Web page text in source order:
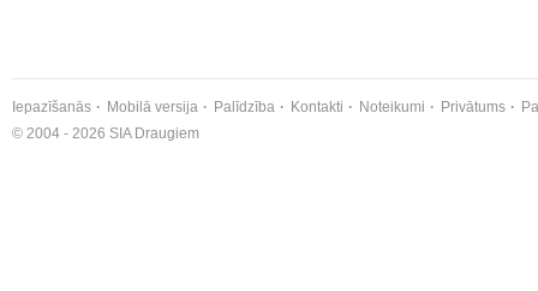
Iepazīšanās Mobilā versija Palīdzība Kontakti Noteikumi Privātums
© 2004 - 2026 SIA Draugiem